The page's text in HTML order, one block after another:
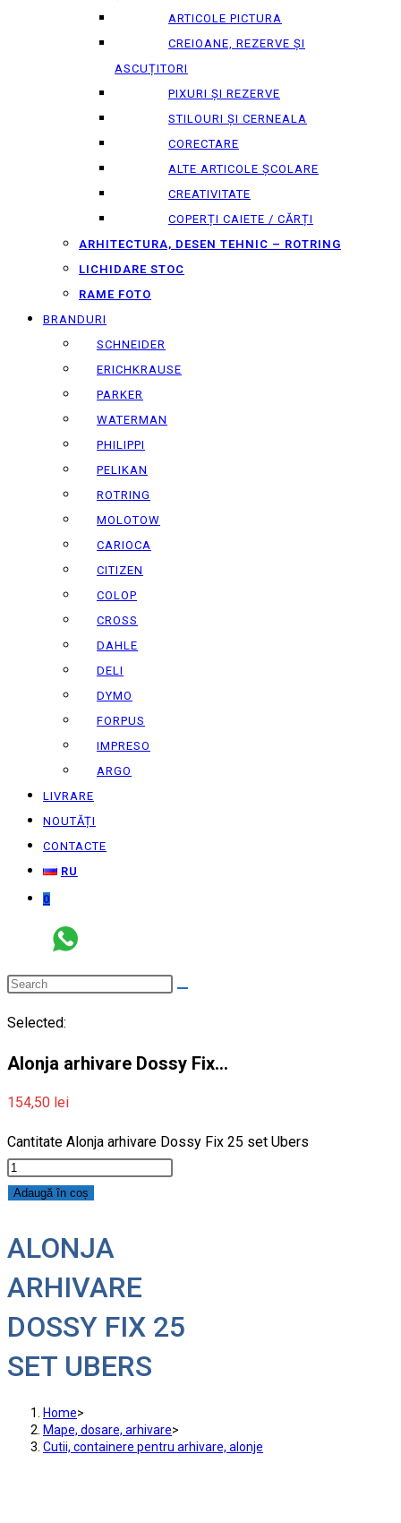
ARTICOLE PICTURA
CREIOANE, REZERVE ȘI
ASCUȚITORI
PIXURI ȘI REZERVE
STILOURI ȘI CERNEALA
CORECTARE
ALTE ARTICOLE ȘCOLARE
CREATIVITATE
COPERȚI CAIETE / CĂRȚI
ARHITECTURA, DESEN TEHNIC – ROTRING
LICHIDARE STOC
RAME FOTO
BRANDURI
SCHNEIDER
ERICHKRAUSE
PARKER
WATERMAN
PHILIPPI
PELIKAN
ROTRING
MOLOTOW
CARIOCA
CITIZEN
COLOP
CROSS
DAHLE
DELI
DYMO
FORPUS
IMPRESO
ARGO
LIVRARE
NOUTĂȚI
CONTACTE
RU
0
Selected:
Alonja arhivare Dossy Fix…
154,50 lei
Cantitate Alonja arhivare Dossy Fix 25 set Ubers
Adaugă în coș
ALONJA
ARHIVARE
DOSSY FIX 25
SET UBERS
Home>
Mape, dosare, arhivare>
Cutii, containere pentru arhivare, alonje